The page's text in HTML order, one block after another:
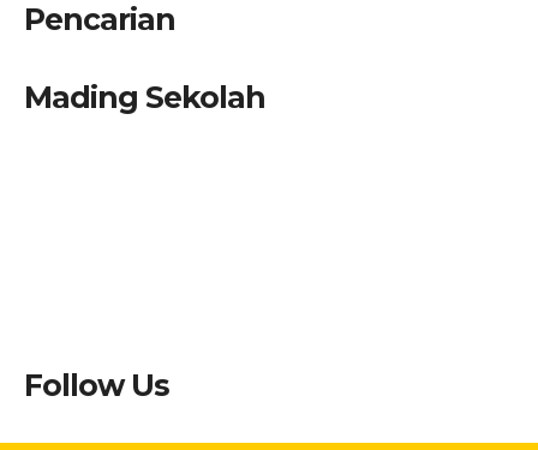
Pencarian
Mading Sekolah
Follow Us